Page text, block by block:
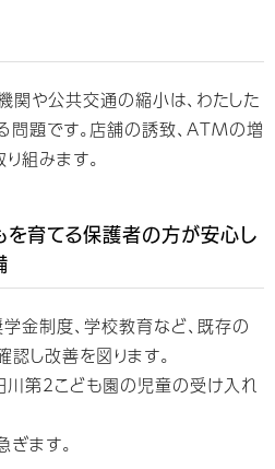
関や公共交通の縮小は、わたした
問題です。店舗の誘致、ATMの増
組みます。
を育てる保護者の方が安心し
金制度、学校教育など、既存の
し改善を図ります。
川第2こども園の児童の受け入れ
ます。